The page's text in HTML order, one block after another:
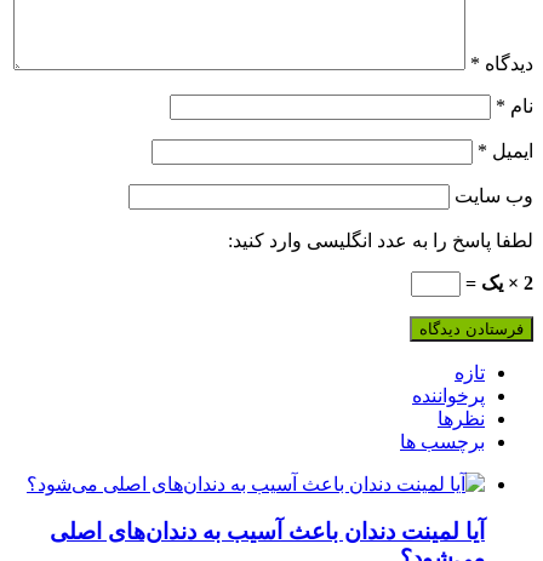
دیدگاه *
نام *
ایمیل *
وب‌ سایت
لطفا پاسخ را به عدد انگلیسی وارد کنید:
2 × یک =
تازه
پرخواننده
نظرها
برچسب ها
آیا لمینت دندان باعث آسیب به دندان‌های اصلی